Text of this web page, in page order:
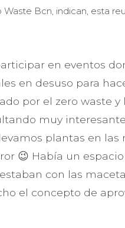
Bcn, indican, esta
en eventos
en desuso para
por el zero waste
muy
plantas en las
😉 Había un
con las
el concepto de